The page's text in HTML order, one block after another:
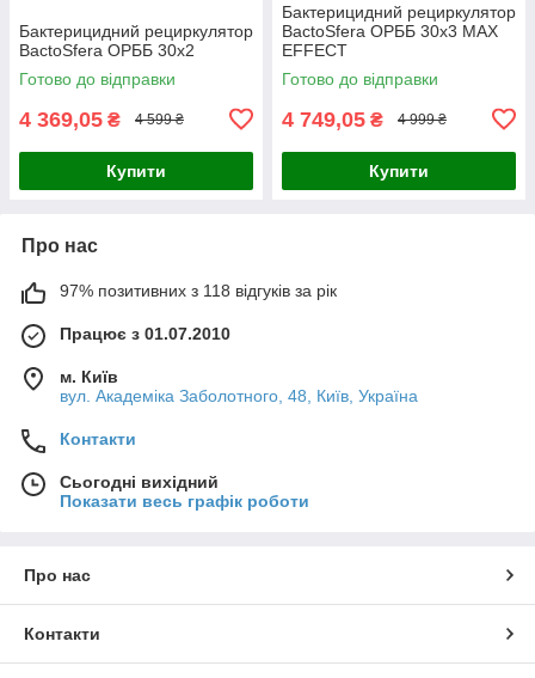
Бактерицидний рециркулятор
BactoSfera ОРББ 30х2
Готово до відправки
4 369,05 ₴ 4 599 ₴
Купити
Бактерицидний рециркулятор
BactoSfera ОРББ 30х3 MAX
EFFECT
Готово до відправки
4 749,05 ₴ 4 999 ₴
Купити
Про нас
97% позитивних з 118 відгуків за рік
Працює з 01.07.2010
м. Київ
вул. Академіка Заболотного, 48, Київ, Україна
Контакти
Сьогодні вихідний
Показати весь графік роботи
Про нас
Контакти